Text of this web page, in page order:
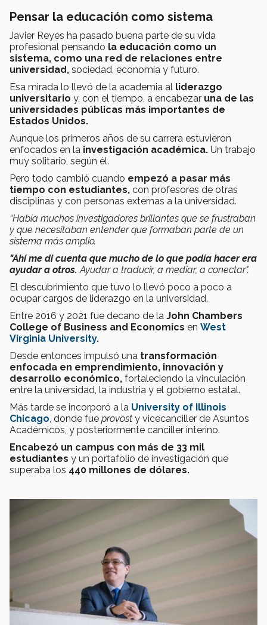
Pensar la educación como sistema
Javier Reyes ha pasado buena parte de su vida
profesional pensando la educación como un
sistema, como una red de relaciones entre
universidad, sociedad, economía y futuro.
Esa mirada lo llevó de la academia al liderazgo
universitario y, con el tiempo, a encabezar una de las
universidades públicas más importantes de
Estados Unidos.
Aunque los primeros años de su carrera estuvieron
enfocados en la investigación académica. Un trabajo
muy solitario, según él.
Pero todo cambió cuando empezó a pasar más
tiempo con estudiantes, con profesores de otras
disciplinas y con personas externas a la universidad.
“Había muchos investigadores brillantes que se frustraban
y que necesitaban entender que formaban parte de un
sistema más amplio.
"Ahí me di cuenta que mucho de lo que podía hacer era
ayudar a otros.Ayudar a traducir, a mediar, a conectar".
El descubrimiento que tuvo lo llevó poco a poco a
ocupar cargos de liderazgo en la universidad.
Entre 2016 y 2021 fue decano de la John Chambers
College of Business and Economics en West
Virginia University.
Desde entonces impulsó una transformación
enfocada en emprendimiento, innovación y
desarrollo económico, fortaleciendo la vinculación
entre la universidad, la industria y el gobierno estatal.
Más tarde se incorporó a la University of Illinois
Chicago, donde fue provost y vicecanciller de Asuntos
Académicos, y posteriormente canciller interino.
Encabezó un campus con más de 33 mil
estudiantes y un portafolio de investigación que
superaba los 440 millones de dólares.